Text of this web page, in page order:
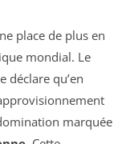
place de plus en
mondial. Le
déclare qu’en
marquée